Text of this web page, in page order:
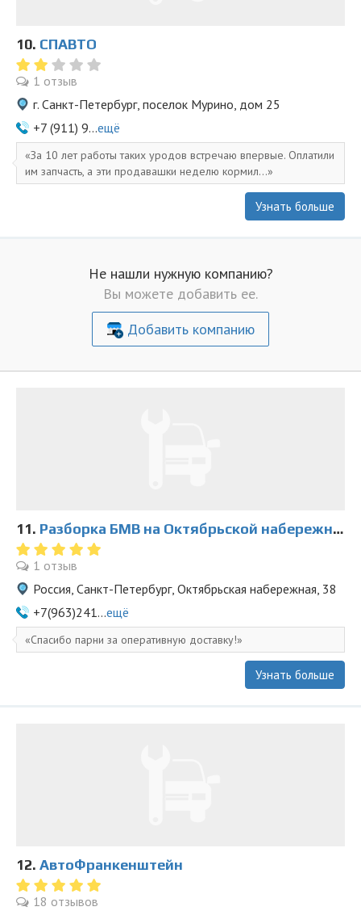
10. СПАВТО
1 отзыв
г. Санкт-Петербург, поселок Мурино, дом 25
+7 (911) 9...ещё
За 10 лет работы таких уродов встречаю впервые. Оплатили
им запчасть, а эти продавашки неделю кормил...
Узнать больше
Не нашли нужную компанию?
Вы можете добавить ее.
Добавить компанию
11. Разборка БМВ на Октябрьской набережной 38
1 отзыв
Россия, Санкт-Петербург, Октябрьская набережная, 38
+7(963)241...ещё
Спасибо парни за оперативную доставку!
Узнать больше
12. АвтоФранкенштейн
18 отзывов